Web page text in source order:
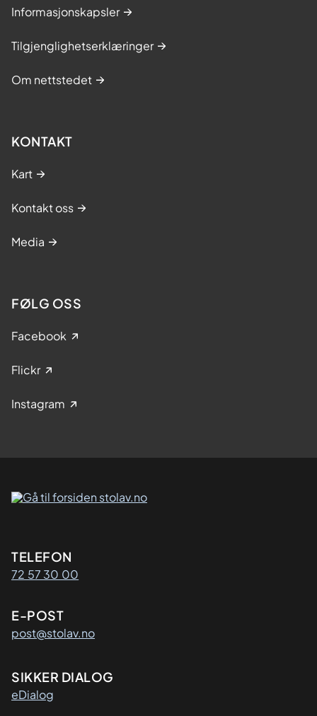
Informasjonskapsler
Tilgjenglighetserklæringer
Om nettstedet
KONTAKT
Kart
Kontakt oss
Media
FØLG OSS
Facebook
Flickr
Instagram
Kontaktinformasjon
TELEFON
72 57 30 00
E-POST
post@stolav.no
SIKKER DIALOG
eDialog